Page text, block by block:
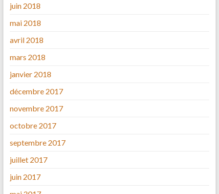
juin 2018
mai 2018
avril 2018
mars 2018
janvier 2018
décembre 2017
novembre 2017
octobre 2017
septembre 2017
juillet 2017
juin 2017